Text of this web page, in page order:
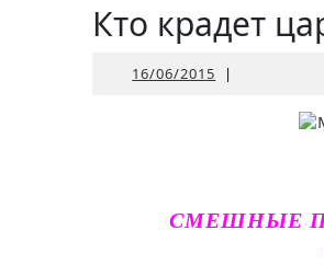
Кто крадет
16/06/2015 16/06/2015
|
СМЕШНЫЕ